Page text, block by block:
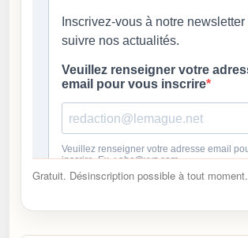
Gratuit. Désinscription possible à tout moment.